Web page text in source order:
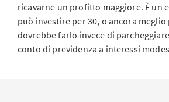
ricavarne un profitto maggiore. È un
può investire per 30, o ancora meglio
dovrebbe farlo invece di
conto di previdenza a interessi